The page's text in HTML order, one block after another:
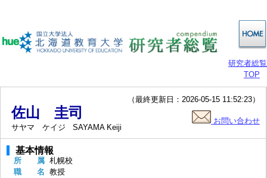
研究者総覧
TOP
（最終更新日：2026-05-15 11:52:23）
佐山 圭司
サヤマ ケイジ SAYAMA Keiji
お問い合わせ
基本情報
所 属 札幌校
職 名 教授